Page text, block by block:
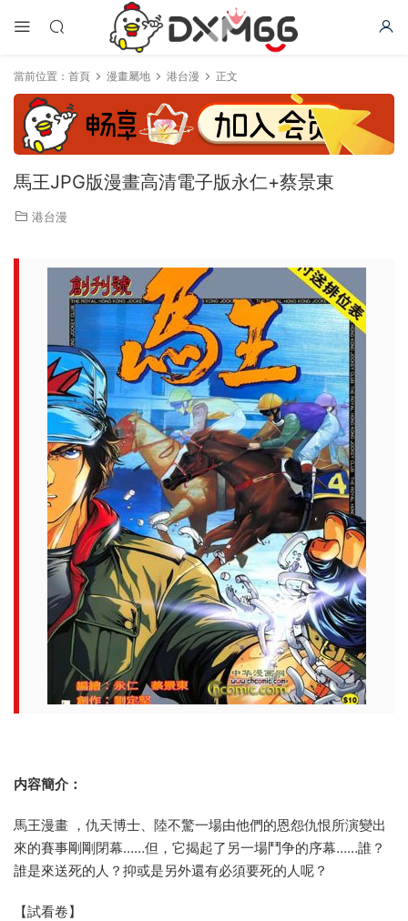
當前位置： 首頁 漫畫屬地 港台漫 正文
馬王JPG版漫畫高清電子版永仁+蔡景東
港台漫
内容簡介：
馬王漫畫 ，仇天博士、陸不驚一場由他們的恩怨仇恨所演變出
來的賽事剛剛閉幕……但，它揭起了另一場鬥争的序幕……誰？
誰是來送死的人？抑或是另外還有必須要死的人呢？
【試看卷】